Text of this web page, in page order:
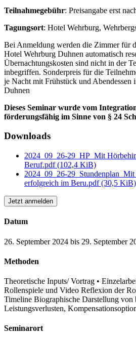
Teilnahmegebühr: Preisangabe erst
Tagungsort: Hotel Wehrburg,
Bei Anmeldung werden die Zimmer für
Hotel Wehrburg Duhnen automatisch
Übernachtungskosten sind nicht in der
inbegriffen. Sonderpreis für die
je Nacht mit Frühstück und Abendessen
Duhnen
Dieses Seminar wurde vom
förderungsfähig im Sinne von § 24
Downloads
2024_09_26-29_HP_Mit
Beruf.pdf(102,4 KiB)
2024_09_26-
erfolgreich im Beru.pdf(30,5 KiB)
Jetzt anmelden
Datum
26. September 2024 bis 29. September
Methoden
Theoretische Inputs/ Vortrag •
Rollenspiele und Video Reflexion der
Timeline Biographische Darstellung von
Leistungsverlusten,
Seminarort